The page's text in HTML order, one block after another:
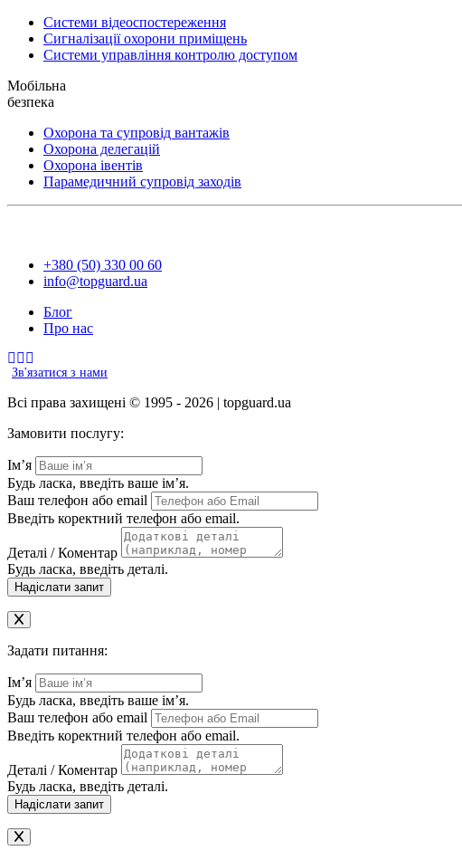
Системи відеоспостереження
Сигналізації охорони приміщень
Системи управління контролю доступом
Мобільна
безпека
Охорона та супровід вантажів
Охорона делегацій
Охорона івентів
Парамедичний супровід заходів
+380 (50) 330 00 60
info@topguard.ua
Блог
Про нас
Зв'язатися з нами
Всі права захищені © 1995 - 2026 | topguard.ua
Замовити послугу:
Ім’я
Будь ласка, введіть ваше ім’я.
Ваш телефон або email
Введіть коректний телефон або email.
Деталі / Коментар
Будь ласка, введіть деталі.
Надіслати запит
Задати питання:
Ім’я
Будь ласка, введіть ваше ім’я.
Ваш телефон або email
Введіть коректний телефон або email.
Деталі / Коментар
Будь ласка, введіть деталі.
Надіслати запит